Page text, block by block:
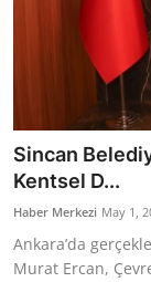
Sincan
Kentsel D...
Haber Merkezi May 1,
Ankara’da
Murat Ercan,